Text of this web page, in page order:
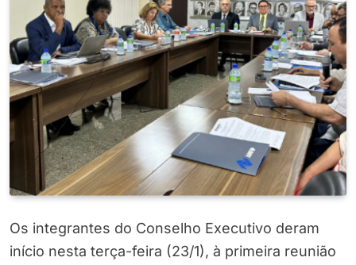
Os integrantes do Conselho Executivo deram
início nesta terça-feira (23/1), à primeira reunião